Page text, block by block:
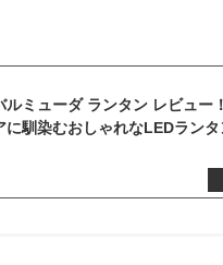
ルミューダ ランタン レビュー
に馴染むおしゃれなLEDランタ